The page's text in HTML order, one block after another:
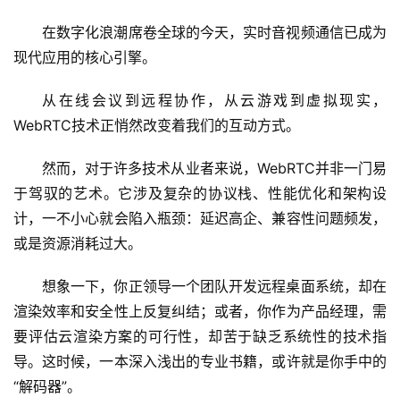
在数字化浪潮席卷全球的今天，实时音视频通信已成为
现代应用的核心引擎。
从在线会议到远程协作，从云游戏到虚拟现实，
WebRTC技术正悄然改变着我们的互动方式。
然而，对于许多技术从业者来说，WebRTC并非一门易
于驾驭的艺术。它涉及复杂的协议栈、性能优化和架构设
计，一不小心就会陷入瓶颈：延迟高企、兼容性问题频发，
或是资源消耗过大。
想象一下，你正领导一个团队开发远程桌面系统，却在
渲染效率和安全性上反复纠结；或者，你作为产品经理，需
要评估云渲染方案的可行性，却苦于缺乏系统性的技术指
导。这时候，一本深入浅出的专业书籍，或许就是你手中的
“解码器”。